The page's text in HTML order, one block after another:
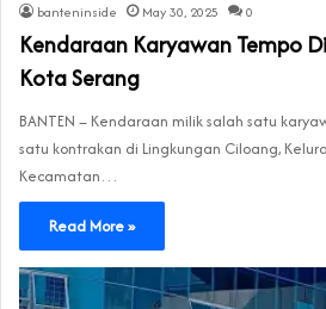
banteninside May 30, 2025 0
Kendaraan Karyawan Tempo
Kota Serang
BANTEN – Kendaraan milik salah satu
satu kontrakan di Lingkungan Ciloang,
Kecamatan…
Read More »